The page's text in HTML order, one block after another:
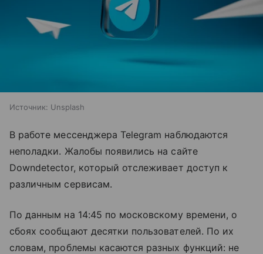
Источник: Unsplash
В работе мессенджера Telegram наблюдаются
неполадки. Жалобы появились на сайте
Downdetector, который отслеживает доступ к
различным сервисам.
По данным на 14:45 по московскому времени, о
сбоях сообщают десятки пользователей. По их
словам, проблемы касаются разных функций: не